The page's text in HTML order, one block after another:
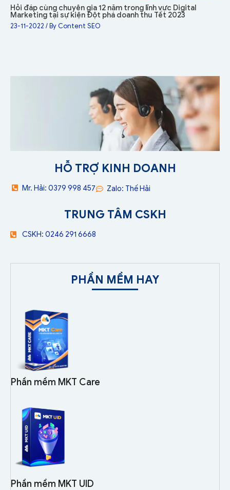
Hỏi đáp cùng chuyên gia 12 năm trong lĩnh vực Digital
Marketing tại sự kiện Đột phá doanh thu Tết 2023
23-11-2022 / By Content SEO
HỖ TRỢ KINH DOANH
Mr. Hải: 0379 998 457 Zalo: Thế Hải
TRUNG TÂM CSKH
CSKH: 0246 291 6668
PHẦN MỀM HAY
Phần mềm MKT Care
Phần mềm MKT UID